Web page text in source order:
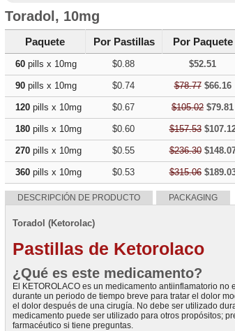
Toradol, 10mg
Paquete Por Pastillas Por Paquete
60 pills x 10mg $0.88 $52.51
90 pills x 10mg $0.74 $78.77$66.16
120 pills x 10mg $0.67 $105.02 $79.81
180 pills x 10mg $0.60 $157.53
270 pills x 10mg $0.55 $236.30
360 pills x 10mg $0.53 $315.06
DESCRIPCIÓN DE PRODUCTO PACKAGING
Toradol (Ketorolac)
Pastillas de Ketorolaco
¿Qué es este medicamento?
El KETOROLACO es un medicamento antiinflamatorio no
durante un periodo de tiempo breve para tratar el dolor
el dolor después de una cirugía. No debe ser utilizado
medicamento puede ser utilizado para otros propósitos;
farmacéutico si tiene preguntas.